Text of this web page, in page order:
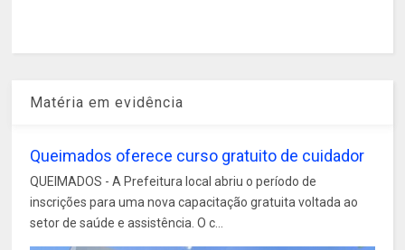
Matéria em evidência
Queimados oferece curso gratuito de cuidador
QUEIMADOS - A Prefeitura local abriu o período de
inscrições para uma nova capacitação gratuita voltada ao
setor de saúde e assistência. O c...